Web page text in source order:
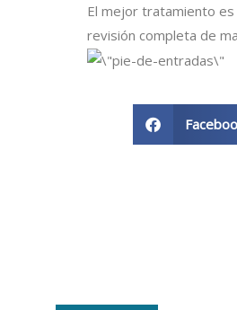
El mejor tratamiento es
revisión completa de